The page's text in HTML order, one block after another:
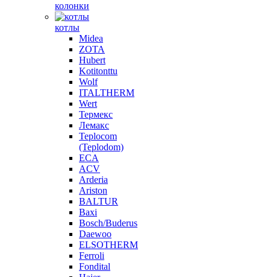
колонки
котлы
Midea
ZOTA
Hubert
Kotitonttu
Wolf
ITALTHERM
Wert
Термекс
Лемакс
Teplocom
(Teplodom)
ECA
ACV
Arderia
Ariston
BALTUR
Baxi
Bosch/Buderus
Daewoo
ELSOTHERM
Ferroli
Fondital